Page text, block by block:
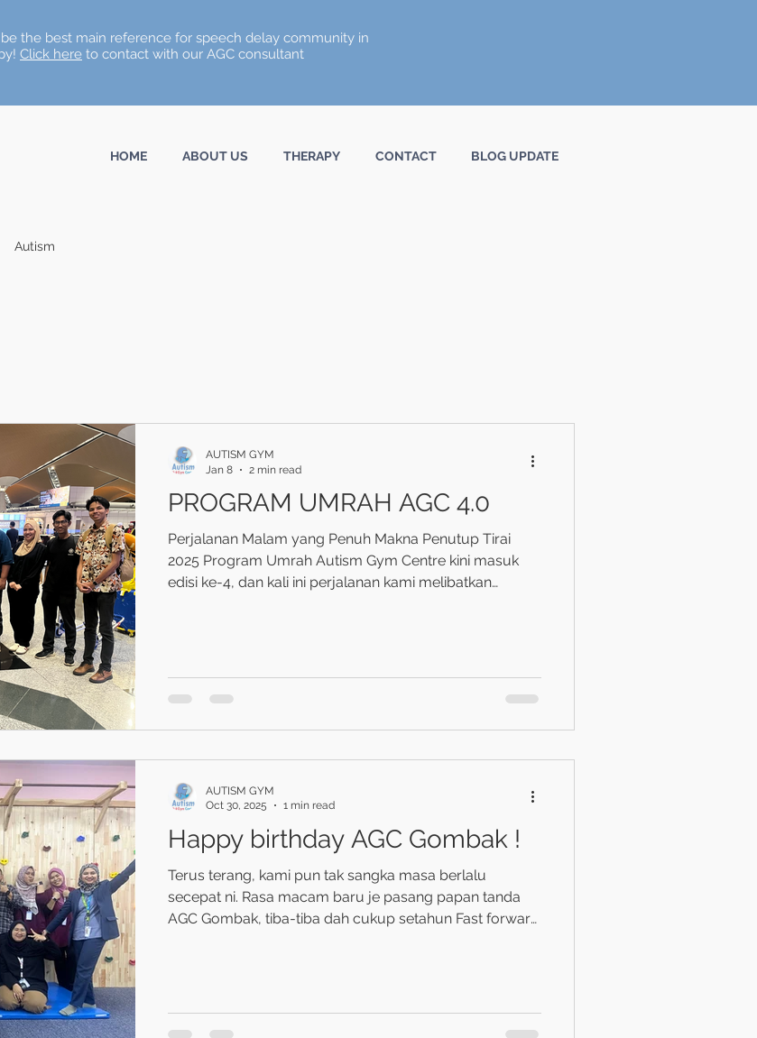
the best main reference for speech delay community in
Click here to contact with our AGC consultant
HOME ABOUT US THERAPY CONTACT BLOG UPDATE
Autism
PROGRAM UMRAH AGC 4.0
Perjalanan Malam yang Penuh Makna Penutup Tirai
2025 Program Umrah Autism Gym Centre kini masuk
edisi ke-4, dan kali ini perjalanan kami melibatkan
malam . Walaupun perjalanan agak jauh dan waktu
Suasana malam di KLIA terasa t
AUTISM GYM
Jan 8
2 min read
Happy birthday AGC Gombak !
Terus terang, kami pun tak sangka masa berlalu
secepat ni. Rasa macam baru je pasang papan tanda
AGC Gombak, tiba-tiba dah cukup setahun Fast forward
Ada hari rasa nak give up, ada hari rasa bangga sampai
AUTISM GYM
Oct 30, 2025
1 min read